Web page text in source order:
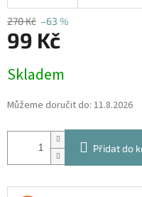
270 Kč –63 %
99 Kč
cena:
Skladem
Můžeme doručit do: 11.8.2026
Přidat do